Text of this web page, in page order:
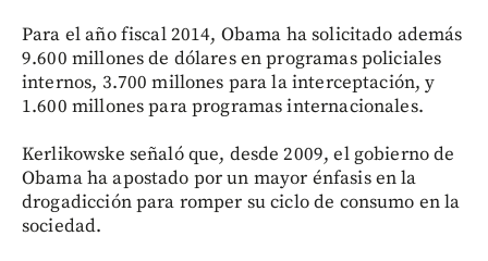
Para el año fiscal 2014, Obama ha solicitado además
9.600 millones de dólares en programas policiales
internos, 3.700 millones para la interceptación, y
1.600 millones para programas internacionales.
Kerlikowske señaló que, desde 2009, el gobierno de
Obama ha apostado por un mayor énfasis en la
drogadicción para romper su ciclo de consumo en la
sociedad.